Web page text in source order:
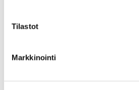
Tilastot
Markkinointi
Purkutyöt vaikuttavat Harry